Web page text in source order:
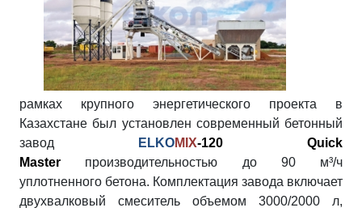
рамках крупного энергетического проекта в
Казахстане был установлен современный бетонный
завод
ELKOMIX-120 Quick
Master производительностью до 90 м³/ч
уплотненного бетона. Комплектация завода включает
двухвалковый смеситель объемом 3000/2000 л,